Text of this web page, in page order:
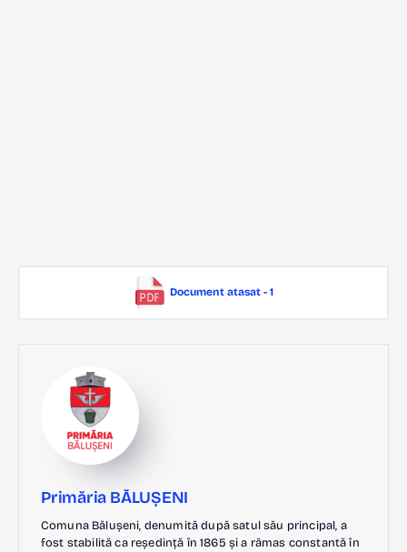
Document atasat - 1
Primăria BĂLUȘENI
Comuna Bălușeni, denumită după satul său principal, a
fost stabilită ca reședință în 1865 și a rămas constantă în